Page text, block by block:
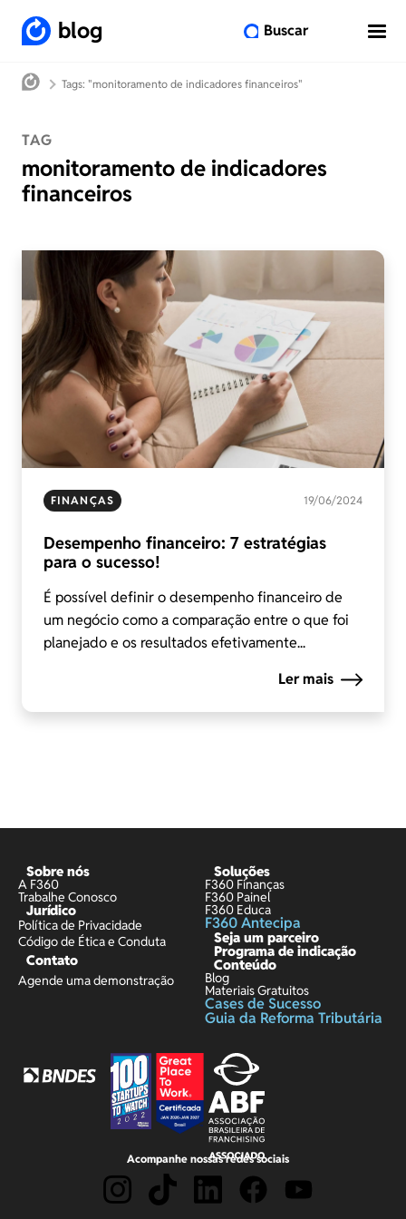
blog Buscar
Tags: "monitoramento de indicadores financeiros"
TAG
monitoramento de indicadores
financeiros
FINANÇAS 19/06/2024
Desempenho financeiro: 7 estratégias
para o sucesso!
É possível definir o desempenho financeiro de
um negócio como a comparação entre o que foi
planejado e os resultados efetivamente...
Ler mais
Sobre nós
A F360
Trabalhe Conosco
Jurídico
Política de Privacidade
Código de Ética e Conduta
Contato
Agende uma demonstração
Soluções
F360 Finanças
F360 Painel
F360 Educa
F360 Antecipa
Seja um parceiro
Programa de indicação
Conteúdo
Blog
Materiais Gratuitos
Cases de Sucesso
Guia da Reforma Tributária
Acompanhe nossas redes sociais